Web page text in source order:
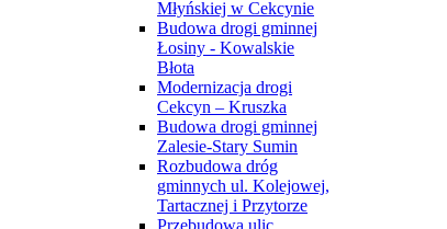
Młyńskiej w Cekcynie
Budowa drogi gminnej
Łosiny - Kowalskie
Błota
Modernizacja drogi
Cekcyn – Kruszka
Budowa drogi gminnej
Zalesie-Stary Sumin
Rozbudowa dróg
gminnych ul. Kolejowej,
Tartacznej i Przytorze
Przebudowa ulic